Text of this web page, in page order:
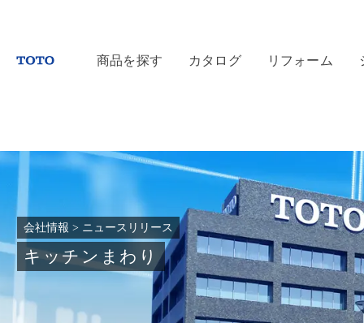
商品を探す カタログ リフォーム
会社情報 > ニュースリリース
キッチンまわり